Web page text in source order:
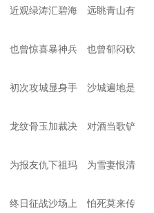
近观绿涛汇碧海 远眺青山有
也曾惊喜暴神兵 也曾郁闷砍
初次攻城显身手 沙城遍地是
龙纹骨玉加裁决 对酒当歌铲
为报友仇下祖玛 为雪妻恨清
终日征战沙场上 怕死莫来传